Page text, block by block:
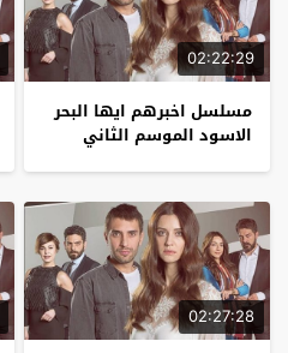
02:22:29
مسلسل اخبرهم ايها البحر
الاسود الموسم الثاني
02:27:28